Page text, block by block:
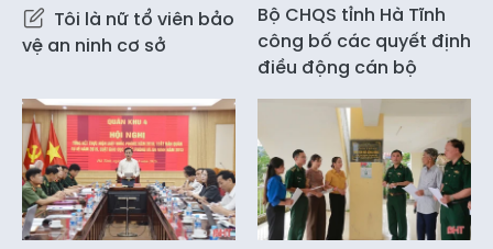
Tôi là nữ tổ viên bảo
vệ an ninh cơ sở
Bộ CHQS tỉnh Hà Tĩnh
công bố các quyết định
điều động cán bộ